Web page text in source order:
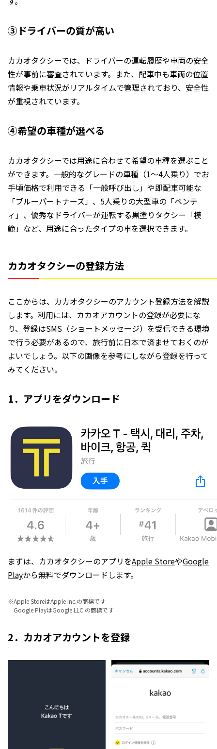
③ドライバーの質が高い
カカオタクシーでは、ドライバーの運転履歴や車両の安全
性が事前に審査されています。また、配車中も車両の位置
情報や乗車状況がリアルタイムで管理されており、安全性
が重視されています。
④希望の車種が選べる
カカオタクシーでは用途に合わせて希望の車種を選ぶこと
ができます。一般的なグレードの車種（1～4人乗り）でお
手頃価格で利用できる「一般呼び出し」や即配車可能な
「ブルーパートナーズ」、5人乗りの大型車の「ベンテ
ィ」、優秀なドライバーが運転する黒塗りタクシー「模
範」など、用途に合ったタイプの車を選択できます。
カカオタクシーの登録方法
ここからは、カカオタクシーのアカウント登録方法を解説
します。利用には、カカオアカウントの登録が必要にな
り、登録はSMS（ショートメッセージ）を受信できる環境
で行う必要があるので、旅行前に日本で済ませておくのが
よいでしょう。以下の画像を参考にしながら登録を行って
みてください。
1．アプリをダウンロード
まずは、カカオタクシーのアプリをApple StoreやGoogle
Playから無料でダウンロードします。
※Apple StoreはApple Inc.の商標です
Google PlayはGoogle LLC の商標です
2．カカオアカウントを登録